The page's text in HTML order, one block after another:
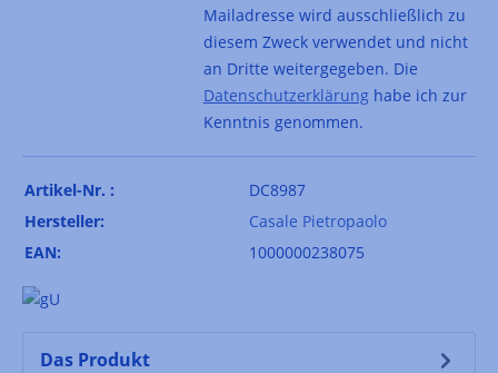
Mailadresse wird ausschließlich zu
diesem Zweck verwendet und nicht
an Dritte weitergegeben. Die
Datenschutzerklärunghabe ich zur
Kenntnis genommen.
Artikel-Nr. :
DC8987
Hersteller:
Casale Pietropaolo
EAN:
1000000238075
Das Produkt